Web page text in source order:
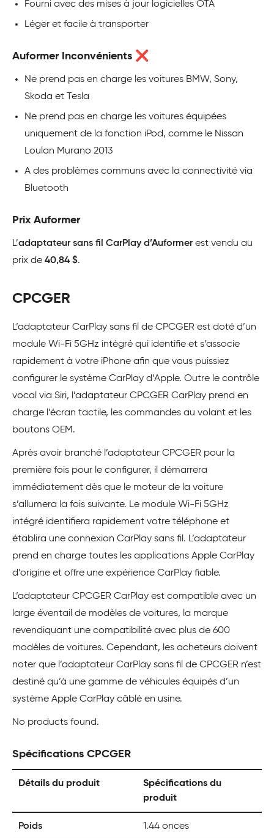
Fourni avec des mises à jour logicielles OTA
Léger et facile à transporter
Auformer Inconvénients ❌
Ne prend pas en charge les voitures BMW, Sony,
Skoda et Tesla
Ne prend pas en charge les voitures équipées
uniquement de la fonction iPod, comme le Nissan
Loulan Murano 2013
A des problèmes communs avec la connectivité via
Bluetooth
Prix Auformer
L’adaptateur sans fil CarPlay d’Auformerest vendu au
prix de 40,84 $.
CPCGER
L’adaptateur CarPlay sans fil de CPCGER est doté d’un
module Wi-Fi 5GHz intégré qui identifie et s’associe
rapidement à votre iPhone afin que vous puissiez
configurer le système CarPlay d’Apple. Outre le contrôle
vocal via Siri, l’adaptateur CPCGER CarPlay prend en
charge l’écran tactile, les commandes au volant et les
boutons OEM.
Après avoir branché l’adaptateur CPCGER pour la
première fois pour le configurer, il démarrera
immédiatement dès que le moteur de la voiture
s’allumera la fois suivante. Le module Wi-Fi 5GHz
intégré identifiera rapidement votre téléphone et
établira une connexion CarPlay sans fil. L’adaptateur
prend en charge toutes les applications Apple CarPlay
d’origine et offre une expérience CarPlay fiable.
L’adaptateur CPCGER CarPlay est compatible avec un
large éventail de modèles de voitures, la marque
revendiquant une compatibilité avec plus de 600
modèles de voitures. Cependant, les acheteurs doivent
noter que l’adaptateur CarPlay sans fil de CPCGER n’est
destiné qu’à une gamme de véhicules équipés d’un
système Apple CarPlay câblé en usine.
No products found.
Spécifications CPCGER
Détails du produit
Spécifications du
produit
Poids 1.44 onces